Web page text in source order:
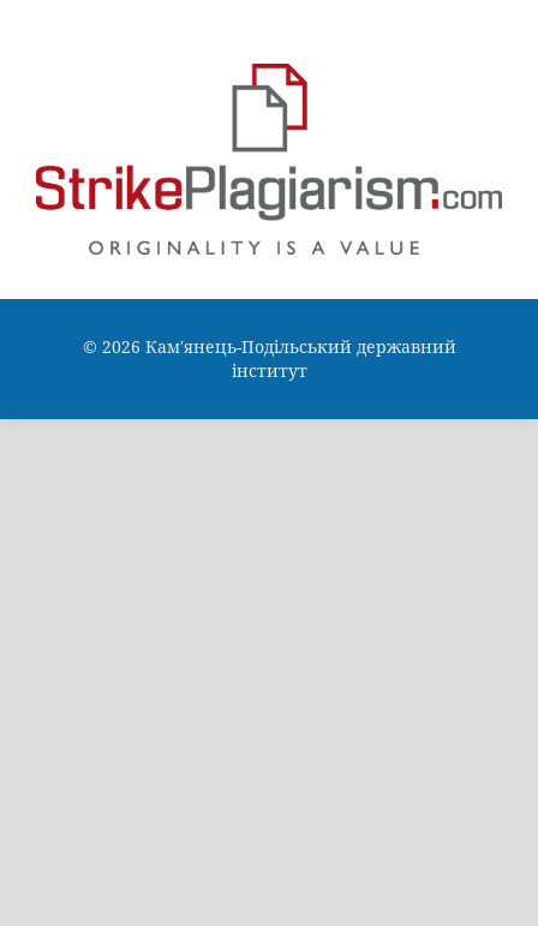
© 2026 Кам'янець-Подільський державний
інститут